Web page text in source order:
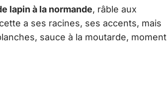
lapin à la normande, râble aux
a ses racines, ses accents, mais
sauce à la moutarde, moment